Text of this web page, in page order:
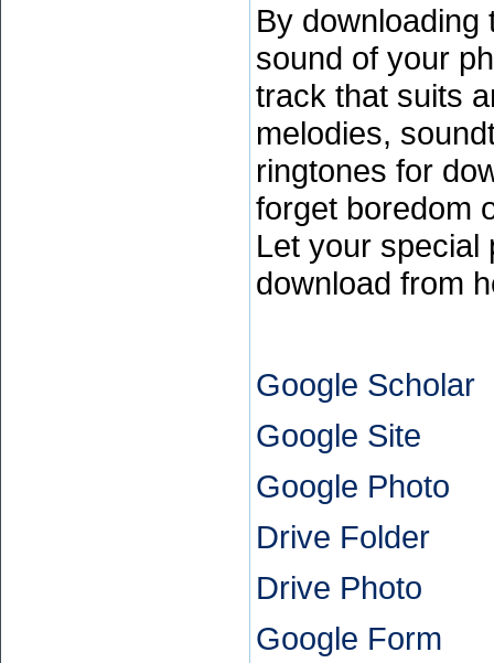
By
sound of your
track that suits
melodies,
ringtones for
forget boredom
Let your
download from
Google Scholar
Google Site
Google Photo
Drive Folder
Drive Photo
Google Form